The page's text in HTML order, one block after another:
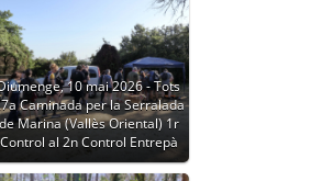
10 mai 2026 - Tots
Caminada per la Serralada
Marina (Vallès Oriental) 1r
Control al 2n Control Entrepà